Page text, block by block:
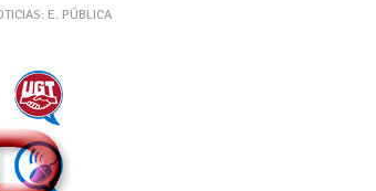
E. PÚBLICA